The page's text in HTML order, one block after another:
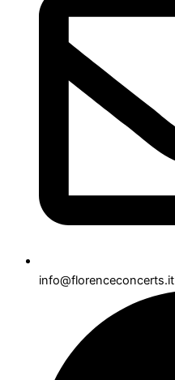
info@florenceconcerts.it